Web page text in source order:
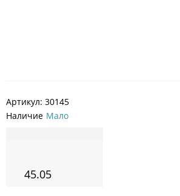
Артикул: 30145
Наличие Мало
45.05